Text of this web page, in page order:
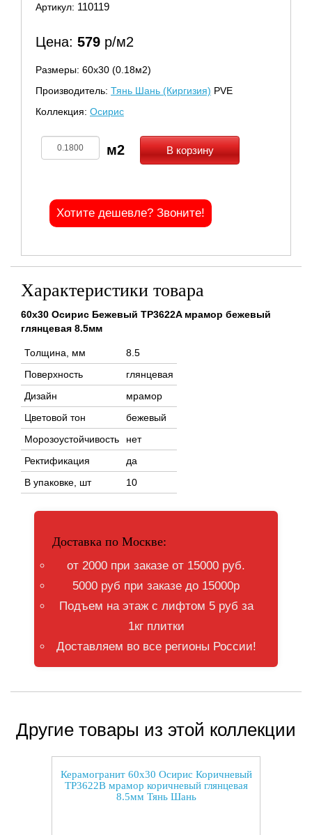
Артикул: 110119
Цена: 579 р/м2
Размеры: 60х30 (0.18м2)
Производитель: Тянь Шань (Киргизия) PVE
Коллекция: Осирис
В корзину
Хотите дешевле? Звоните!
Характеристики товара
60x30 Осирис Бежевый TP3622A мрамор бежевый
глянцевая 8.5мм
Толщина, мм
8.5
Поверхность
глянцевая
Дизайн
мрамор
Цветовой тон
бежевый
Морозоустойчивость
нет
Ректификация
да
В упаковке, шт
10
Доставка по Москве:
от 2000 при заказе от 15000 руб.
5000 руб при заказе до 15000р
Подъем на этаж с лифтом 5 руб за
1кг плитки
Доставляем во все регионы России!
Другие товары из этой коллекции
Керамогранит 60x30 Осирис Коричневый
TP3622B мрамор коричневый глянцевая
8.5мм Тянь Шань